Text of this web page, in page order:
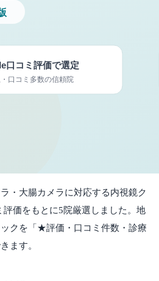
・大腸カメラに対応する内視鏡ク
評価をもとに5院厳選しました。 地
クを「★評価・口コミ件数・診療
ます。